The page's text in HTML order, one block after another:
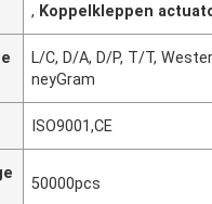
, Koppelkleppen
L/C, D/A, D/P, T/T,
neyGram
ISO9001,CE
50000pcs